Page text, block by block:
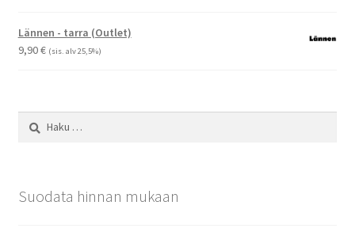
-
29,90 €
Lännen - tarra (Outlet)
9,90€ (sis. alv 25,5%)
Suodata hinnan mukaan